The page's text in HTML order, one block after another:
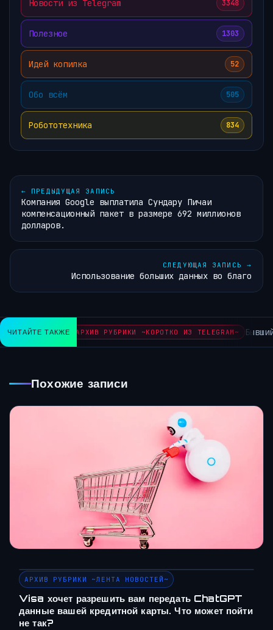
Новости из Telegram 3348
Полезное 1303
Идей копилка 52
Обо всём 505
Робототехника 834
← ПРЕДЫДУЩАЯ ЗАПИСЬ
Компания Google выплатила Сундару Пичаи
компенсационный пакет в размере 692 миллионов
долларов.
СЛЕДУЮЩАЯ ЗАПИСЬ →
Использование больших данных во благо
ЧИТАЙТЕ ТАКЖЕ АРХИВ РУБРИКИ ~КОРОТКО ИЗ TELEGRAM~
Похожие записи
АРХИВ РУБРИКИ ~ЛЕНТА НОВОСТЕЙ~
Visa хочет разрешить вам передать ChatGPT
данные вашей кредитной карты. Что может пойти
не так?